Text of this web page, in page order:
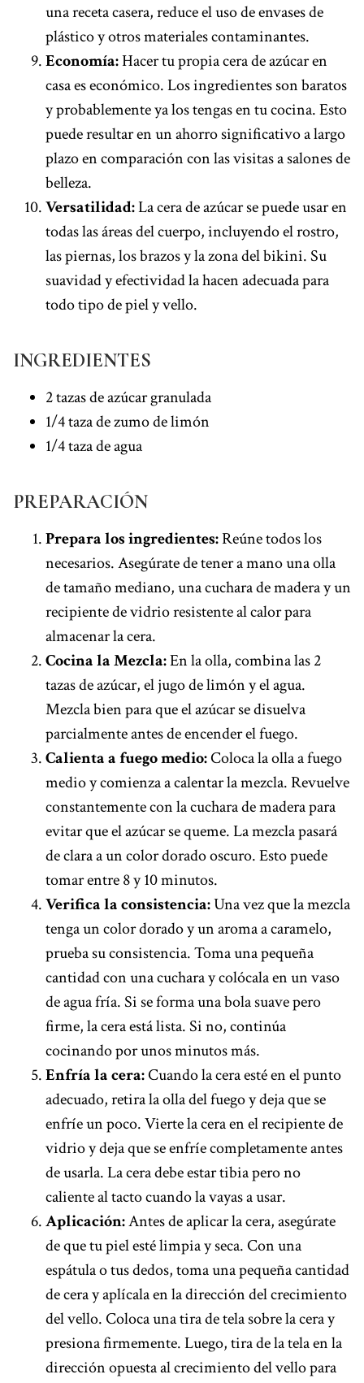
una receta casera, reduce el uso de envases de
plástico y otros materiales contaminantes.
Economía:Hacer tu propia cera de azúcar en
casa es económico. Los ingredientes son baratos
y probablemente ya los tengas en tu cocina. Esto
puede resultar en un ahorro significativo a largo
plazo en comparación con las visitas a salones de
belleza.
Versatilidad:La cera de azúcar se puede usar en
todas las áreas del cuerpo, incluyendo el rostro,
las piernas, los brazos y la zona del bikini. Su
suavidad y efectividad la hacen adecuada para
todo tipo de piel y vello.
INGREDIENTES
2 tazas de azúcar granulada
1/4 taza de zumo de limón
1/4 taza de agua
PREPARACIÓN
Prepara los ingredientes:Reúne todos los
necesarios. Asegúrate de tener a mano una olla
de tamaño mediano, una cuchara de madera y un
recipiente de vidrio resistente al calor para
almacenar la cera.
Cocina la Mezcla:En la olla, combina las 2
tazas de azúcar, el jugo de limón y el agua.
Mezcla bien para que el azúcar se disuelva
parcialmente antes de encender el fuego.
Calienta a fuego medio:Coloca la olla a fuego
medio y comienza a calentar la mezcla. Revuelve
constantemente con la cuchara de madera para
evitar que el azúcar se queme. La mezcla pasará
de clara a un color dorado oscuro. Esto puede
tomar entre 8 y 10 minutos.
Verifica la consistencia:Una vez que la mezcla
tenga un color dorado y un aroma a caramelo,
prueba su consistencia. Toma una pequeña
cantidad con una cuchara y colócala en un vaso
de agua fría. Si se forma una bola suave pero
firme, la cera está lista. Si no, continúa
cocinando por unos minutos más.
Enfría la cera:Cuando la cera esté en el punto
adecuado, retira la olla del fuego y deja que se
enfríe un poco. Vierte la cera en el recipiente de
vidrio y deja que se enfríe completamente antes
de usarla. La cera debe estar tibia pero no
caliente al tacto cuando la vayas a usar.
Aplicación:Antes de aplicar la cera, asegúrate
de que tu piel esté limpia y seca. Con una
espátula o tus dedos, toma una pequeña cantidad
de cera y aplícala en la dirección del crecimiento
del vello. Coloca una tira de tela sobre la cera y
presiona firmemente. Luego, tira de la tela en la
dirección opuesta al crecimiento del vello para